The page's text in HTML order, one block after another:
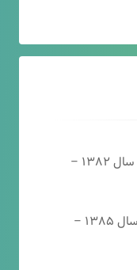
سال ۱۳۸۲ –
سال ۱۳۸۵ –